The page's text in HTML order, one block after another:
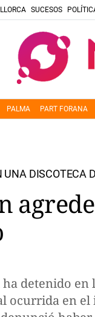
SUCESOS
PALMA PART FORANA
UNA DISCOTECA
detenido
ocurrida en